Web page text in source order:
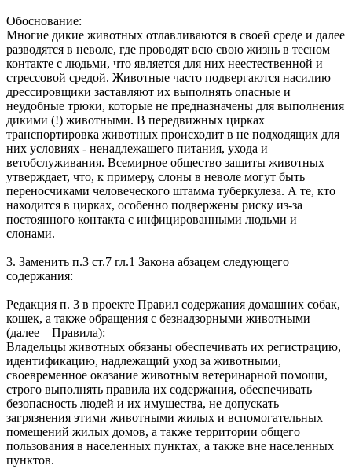
Обоснование:
Многие дикие животных отлавливаются в своей среде и далее
разводятся в неволе, где проводят всю свою жизнь в тесном
контакте с людьми, что является для них неестественной и
стрессовой средой. Животные часто подвергаются насилию –
дрессировщики заставляют их выполнять опасные и
неудобные трюки, которые не предназначены для выполнения
дикими (!) животными. В передвижных цирках
транспортировка животных происходит в не подходящих для
них условиях - ненадлежащего питания, ухода и
ветобслуживания. Всемирное общество защиты животных
утверждает, что, к примеру, слоны в неволе могут быть
переносчиками человеческого штамма туберкулеза. А те, кто
находится в цирках, особенно подвержены риску из-за
постоянного контакта с инфицированными людьми и
слонами.
3. Заменить п.3 ст.7 гл.1 Закона абзацем следующего
содержания:
Редакция п. 3 в проекте Правил содержания домашних собак,
кошек, а также обращения с безнадзорными животными
(далее – Правила):
Владельцы животных обязаны обеспечивать их регистрацию,
идентификацию, надлежащий уход за животными,
своевременное оказание животным ветеринарной помощи,
строго выполнять правила их содержания, обеспечивать
безопасность людей и их имущества, не допускать
загрязнения этими животными жилых и вспомогательных
помещений жилых домов, а также территории общего
пользования в населенных пунктах, а также вне населенных
пунктов.